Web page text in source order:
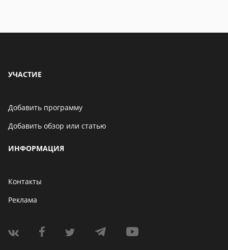
УЧАСТИЕ
Добавить программу
Добавить обзор или статью
ИНФОРМАЦИЯ
Контакты
Реклама